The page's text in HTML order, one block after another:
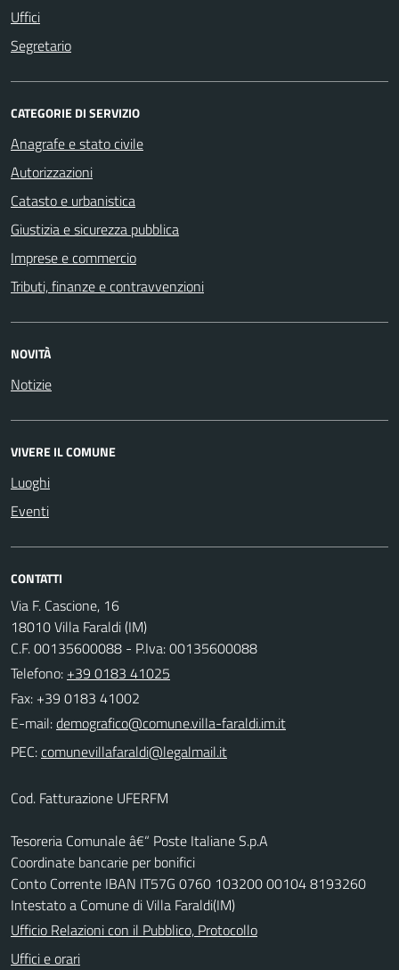
Uffici
Segretario
CATEGORIE DI SERVIZIO
Anagrafe e stato civile
Autorizzazioni
Catasto e urbanistica
Giustizia e sicurezza pubblica
Imprese e commercio
Tributi, finanze e contravvenzioni
NOVITÀ
Notizie
VIVERE IL COMUNE
Luoghi
Eventi
CONTATTI
Via F. Cascione, 16
18010 Villa Faraldi (IM)
C.F. 00135600088 - P.Iva: 00135600088
Telefono: +39 0183 41025
Fax: +39 0183 41002
E-mail:
PEC:
Cod. Fatturazione UFERFM
Tesoreria Comunale â€“ Poste Italiane S.p.A
Coordinate bancarie per bonifici
Conto Corrente IBAN IT57G 0760 103200 00104 8193260
Intestato a Comune di Villa Faraldi(IM)
Ufficio Relazioni con il Pubblico, Protocollo
Uffici e orari